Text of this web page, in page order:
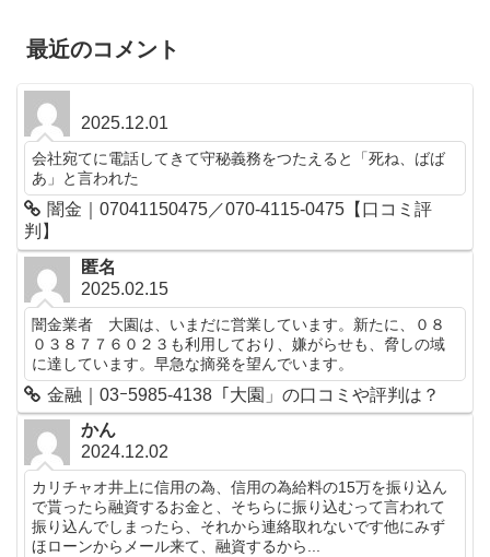
最近のコメント
2025.12.01
会社宛てに電話してきて守秘義務をつたえると「死ね、ばば
あ」と言われた
闇金｜07041150475／070-4115-0475【口コミ評
判】
匿名
2025.02.15
闇金業者 大園は、いまだに営業しています。新たに、０８
０３８７７６０２３も利用しており、嫌がらせも、脅しの域
に達しています。早急な摘発を望んでいます。
金融｜03ｰ5985-4138「大園」の口コミや評判は？
かん
2024.12.02
カリチャオ井上に信用の為、信用の為給料の15万を振り込ん
で貰ったら融資するお金と、そちらに振り込むって言われて
振り込んでしまったら、それから連絡取れないです他にみず
ほローンからメール来て、融資するから...